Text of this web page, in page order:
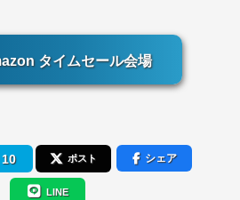
タイムセール会場
10 ポスト シェア
LINE